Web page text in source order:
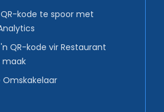
kode te spoor met
QR-kode vir Restaurant
maak
Omskakelaar